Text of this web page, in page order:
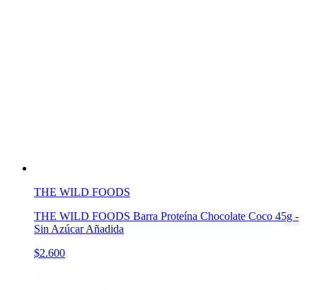
THE WILD FOODS
THE WILD FOODS Barra Proteína Chocolate Coco 45g -
Sin Azúcar Añadida
$2.600